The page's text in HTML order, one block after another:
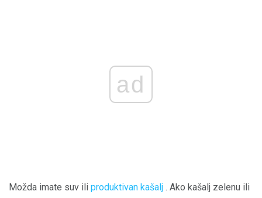
ad
Možda imate suv ili produktivan kašalj . Ako kašalj zelenu ili